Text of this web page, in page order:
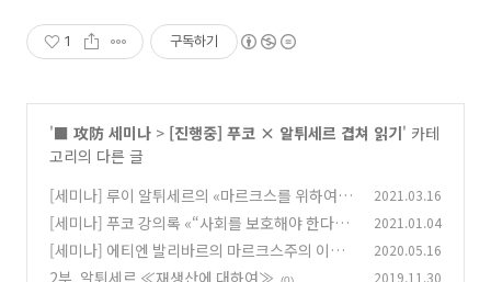
1 구독하기
'■ 攻防 세미나 > [진행중] 푸코 × 알튀세르 겹쳐 읽기' 카테
고리의 다른 글
[세미나] 루이 알튀세르의 «마르크스를 위하여»
(0)
2021.03.16
[세미나] 푸코 강의록 «“사회를 보호해야 한다”»
(0)
2021.01.04
[세미나] 에티엔 발리바르의 마르크스주의 이데
올로기론 개조
(0)
2020.05.16
2부. 알튀세르 ≪재생산에 대하여≫ 2019.11.30